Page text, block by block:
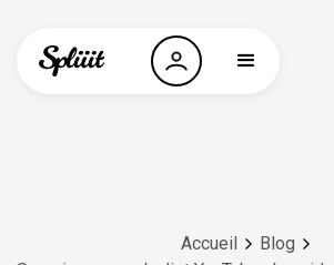
Accueil
Blog